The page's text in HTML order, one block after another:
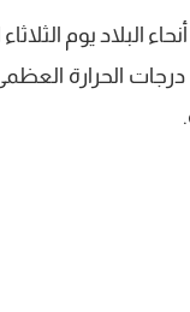
البلاد يوم